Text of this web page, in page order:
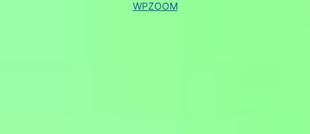
WPZOOM